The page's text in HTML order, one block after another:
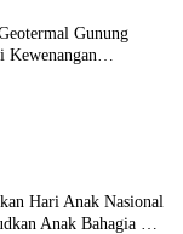
Gunung
Kewenangan
Hari Anak Nasional
Anak Bahagia dan